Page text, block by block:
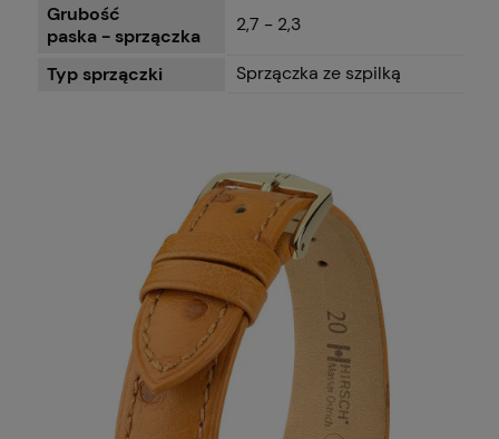
Grubość
paska - sprzączka
2,7 - 2,3
Typ sprzączki Sprzączka ze szpilką